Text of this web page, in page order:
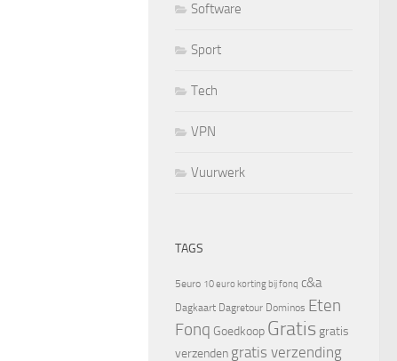
Software
Sport
Tech
VPN
Vuurwerk
TAGS
5euro 10 euro korting bij fonq c&a
Dagkaart Dagretour Dominos Eten
Fonq Goedkoop Gratis gratis
verzenden gratis verzending